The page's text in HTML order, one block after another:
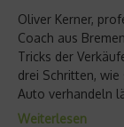
Oliver Kerner,
Coach aus
Tricks der
drei Schritten,
Auto verhandeln
Weiterlesen